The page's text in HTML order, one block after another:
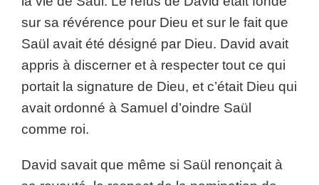
sur sa révérence pour Dieu et sur le fait que
Saül avait été désigné par Dieu. David avait
appris à discerner et à respecter tout ce qui
portait la signature de Dieu, et c’était Dieu qui
avait ordonné à Samuel d’oindre Saül
comme roi.
David savait que même si Saül renonçait à